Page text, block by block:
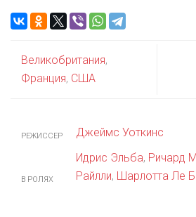
Великобритания,
Франция, США
РЕЖИССЕР Джеймс Уоткинс
В РОЛЯХ
Идрис Эльба, Ричард
Райлли, Шарлотта Ле